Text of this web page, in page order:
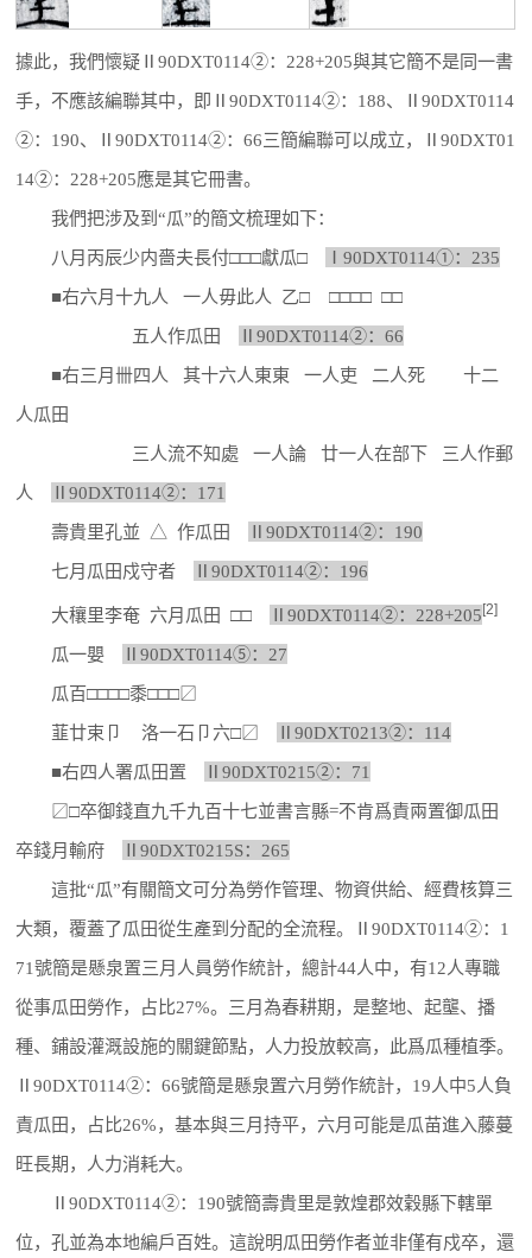
據此，我們懷疑Ⅱ90DXT0114②：228+205與其它簡不是同一書
手，不應該編聯其中，即Ⅱ90DXT0114②：188、Ⅱ90DXT0114
②：190、Ⅱ90DXT0114②：66三簡編聯可以成立，Ⅱ90DXT01
14②：228+205應是其它冊書。
我們把涉及到“瓜”的簡文梳理如下：
八月丙辰少内嗇夫長付□□□獻瓜□
Ⅰ90DXT0114①：235
■右六月十九人 一人毋此人 乙□ □□□□ □□
五人作瓜田
Ⅱ90DXT0114②：66
■右三月卌四人 其十六人東東 一人吏 二人死 十二
人瓜田
三人流不知處 一人論 廿一人在部下 三人作郵
人
Ⅱ90DXT0114②：171
壽貴里孔並 △ 作瓜田
Ⅱ90DXT0114②：190
七月瓜田戍守者
Ⅱ90DXT0114②：196
大穰里李奄 六月瓜田 □□ Ⅱ90DXT0114②：228+205[2]
瓜一嬰
Ⅱ90DXT0114⑤：27
瓜百□□□□黍□□□〼
韮廿束卩 洛一石卩六□〼
Ⅱ90DXT0213②：114
■右四人署瓜田置
Ⅱ90DXT0215②：71
〼□卒御錢直九千九百十七並書言縣=不肯爲責兩置御瓜田
卒錢月輸府
Ⅱ90DXT0215S：265
這批“瓜”有關簡文可分為勞作管理、物資供給、經費核算三
大類，覆蓋了瓜田從生產到分配的全流程。Ⅱ90DXT0114②：1
71號簡是懸泉置三月人員勞作統計，總計44人中，有12人專職
從事瓜田勞作，占比27%。三月為春耕期，是整地、起壟、播
種、鋪設灌溉設施的關鍵節點，人力投放較高，此爲瓜種植季。
Ⅱ90DXT0114②：66號簡是懸泉置六月勞作統計，19人中5人負
責瓜田，占比26%，基本與三月持平，六月可能是瓜苗進入藤蔓
旺長期，人力消耗大。
Ⅱ90DXT0114②：190號簡壽貴里是敦煌郡效穀縣下轄單
位，孔並為本地編戶百姓。這說明瓜田勞作者並非僅有戍卒，還